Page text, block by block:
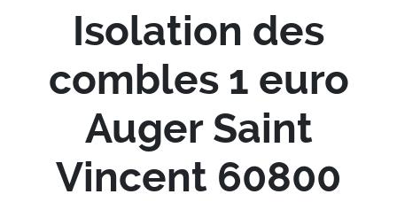
Isolation des
combles 1 euro
Auger Saint
Vincent 60800